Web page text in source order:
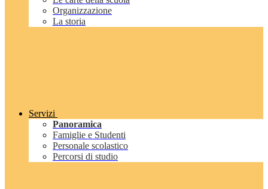
Organizzazione
La storia
Servizi
Panoramica
Famiglie e Studenti
Personale scolastico
Percorsi di studio